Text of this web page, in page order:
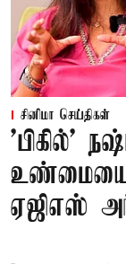
சினிமா செய்திகள்
'பிகில்'
உண்மையை
ஏஜிஎஸ்